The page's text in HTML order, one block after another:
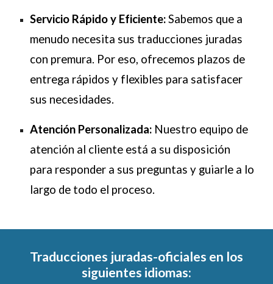
Servicio Rápido y Eficiente:Sabemos que a
menudo necesita sus traducciones juradas
con premura. Por eso, ofrecemos plazos de
entrega rápidos y flexibles para satisfacer
sus necesidades.
Atención Personalizada: Nuestro equipo de
atención al cliente está a su disposición
para responder a sus preguntas y guiarle a lo
largo de todo el proceso.
Traducciones juradas-oficiales en los
siguientes idiomas: